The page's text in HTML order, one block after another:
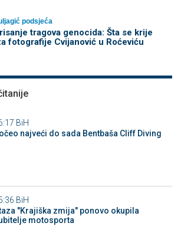
podsjeća
tragova genocida: Šta se krije
fotografije Cvijanović u Roćeviću
BiH
najveći do sada Bentbaša Cliff Diving
BiH
"Krajiška zmija" ponovo okupila
motosporta